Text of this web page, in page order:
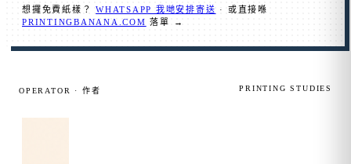
想攞免費紙樣？WHATSAPP 我哋安排寄送 · 或直接喺
PRINTINGBANANA.COM 落單 →
OPERATOR · 作者 PRINTING STUDIES